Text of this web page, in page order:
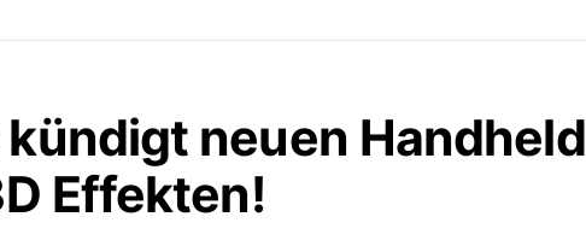
neuen Handheld
Effekten!